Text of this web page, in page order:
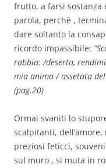
frutto, a farsi sostanza
parola, perché ,
dare soltanto la
ricordo impassibile:
rabbia: /deserto,
mia anima / assetata
(pag.20)
Ormai svaniti lo
scalpitanti,
preziosi feticci,
sul muro , si muta in